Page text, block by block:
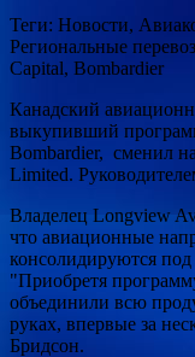
Теги: Новости,
Региональные
Capital, Bombardier
Канадский
выкупивший
Bombardier, сменил
Limited.
Владелец Longview
что авиационные
консолидируются
"Приобретя
объединили всю
руках, впервые за
Бридсон.